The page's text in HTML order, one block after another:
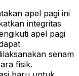
apel pagi ini
integritas
apel pagi
senam
fisik.